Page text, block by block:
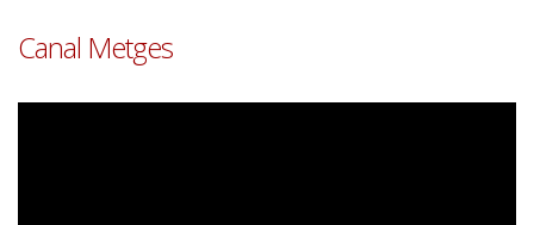
Canal Metges